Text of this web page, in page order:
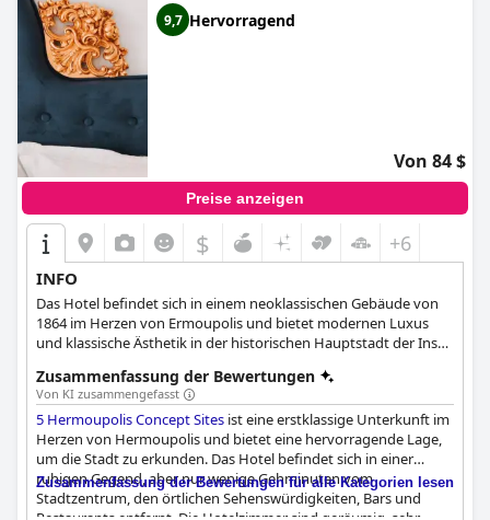
9,7 Hervorragend
Von 84 $
Preise anzeigen
$ +6
INFO
Das Hotel befindet sich in einem neoklassischen Gebäude von
1864 im Herzen von Ermoupolis und bietet modernen Luxus
und klassische Ästhetik in der historischen Hauptstadt der Insel
Zusammenfassung der Bewertungen
Von KI zusammengefasst
5 Hermoupolis Concept Sites ist eine erstklassige Unterkunft im
Herzen von Hermoupolis und bietet eine hervorragende Lage,
um die Stadt zu erkunden. Das Hotel befindet sich in einer
ruhigen Gegend, aber nur wenige Gehminuten vom
Stadtzentrum, den örtlichen Sehenswürdigkeiten, Bars und
Zusammenfassung der Bewertungen für alle Kategorien lesen